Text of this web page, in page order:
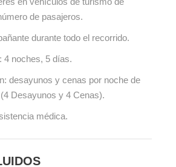
de pasajeros.
durante todo el recorrido.
4 noches, 5 días.
desayunos y cenas por noche de
Desayunos y 4 Cenas).
médica.